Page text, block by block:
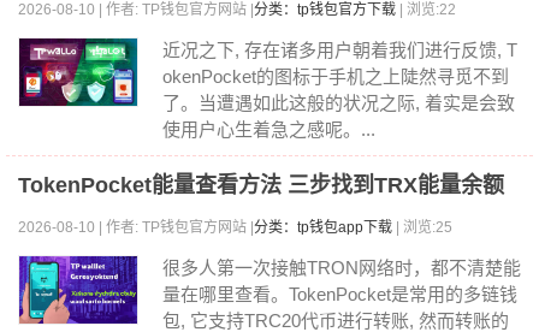
2026-08-10 | 作者: TP钱包官方网站 | 分类：tp钱包官方下载 | 浏览:22
近况之下, 存在诸多用户朝着我们进行反馈, T
okenPocket的图标于手机之上陡然寻觅不到
了。当遭遇如此这般的状况之际, 着实是会致
使用户心生着急之感呢。...
TokenPocket能量查看方法 三步找到TRX能量余额
2026-08-10 | 作者: TP钱包官方网站 | 分类：tp钱包app下载 | 浏览:25
很多人第一次接触TRON网络时，都不清楚能
量在哪里查看。TokenPocket是常用的多链钱
包, 它支持TRC20代币进行转账, 然而转账的